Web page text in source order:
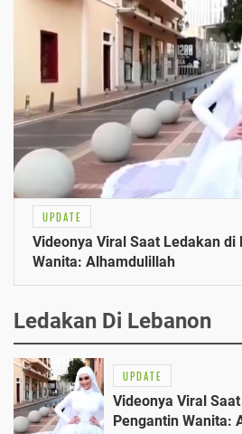
UPDATE
Videonya Viral Saat Ledakan di
Wanita: Alhamdulillah
Ledakan Di Lebanon
UPDATE
Videonya Viral
Pengantin Wanita: